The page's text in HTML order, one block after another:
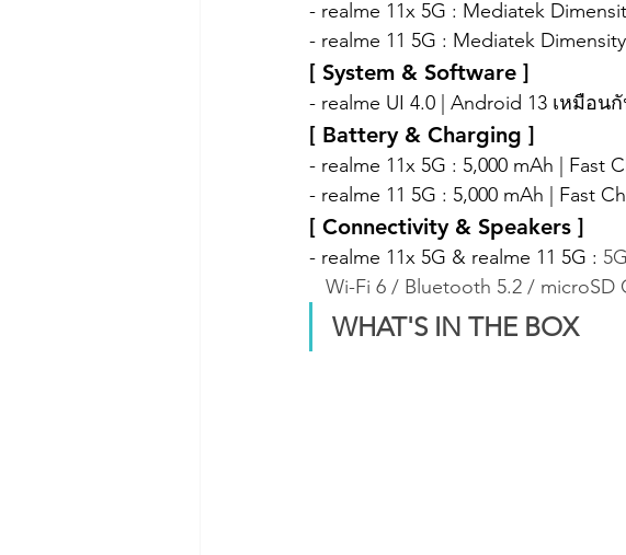
- realme 11x 5G : Mediatek
- realme 11 5G : Mediatek
[ System & Software ]
- realme UI 4.0 | Android 13 เหมือน
[ Battery & Charging ]
- realme 11x 5G : 5,000 mAh | Fast
- realme 11 5G : 5,000 mAh | Fast
[ Connectivity & Speakers ]
- realme 11x 5G & realme 11 5G :
Wi-Fi 6 / Bluetooth 5.2 /
WHAT'S IN THE BOX